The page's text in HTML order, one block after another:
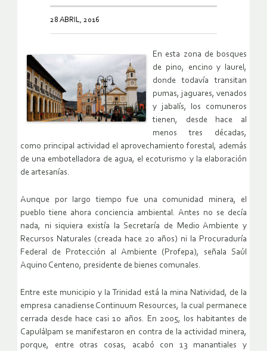
28 ABRIL, 2016
En esta zona de bosques
de pino, encino y laurel,
donde todavía transitan
pumas, jaguares, venados
y jabalís, los comuneros
tienen, desde hace al
menos tres décadas,
como principal actividad el aprovechamiento forestal, además
de una embotelladora de agua, el ecoturismo y la elaboración
de artesanías.
Aunque por largo tiempo fue una comunidad minera, el
pueblo tiene ahora conciencia ambiental. Antes no se decía
nada, ni siquiera existía la Secretaría de Medio Ambiente y
Recursos Naturales (creada hace 20 años) ni la Procuraduría
Federal de Protección al Ambiente (Profepa), señala Saúl
Aquino Centeno, presidente de bienes comunales.
Entre este municipio y la Trinidad está la mina Natividad, de la
empresa canadiense Continuum Resources, la cual permanece
cerrada desde hace casi 10 años. En 2005, los habitantes de
Capulálpam se manifestaron en contra de la actividad minera,
porque, entre otras cosas, acabó con 13 manantiales y